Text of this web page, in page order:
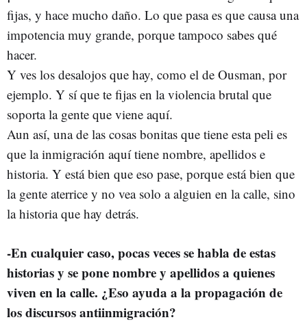
fijas, y hace mucho daño. Lo que pasa es que causa una
impotencia muy grande, porque tampoco sabes qué
hacer.
Y ves los desalojos que hay, como el de Ousman, por
ejemplo. Y sí que te fijas en la violencia brutal que
soporta la gente que viene aquí.
Aun así, una de las cosas bonitas que tiene esta peli es
que la inmigración aquí tiene nombre, apellidos e
historia. Y está bien que eso pase, porque está bien que
la gente aterrice y no vea solo a alguien en la calle, sino
la historia que hay detrás.
-En cualquier caso, pocas veces se habla de estas
historias y se pone nombre y apellidos a quienes
viven en la calle. ¿Eso ayuda a la propagación de
los discursos antiinmigración?